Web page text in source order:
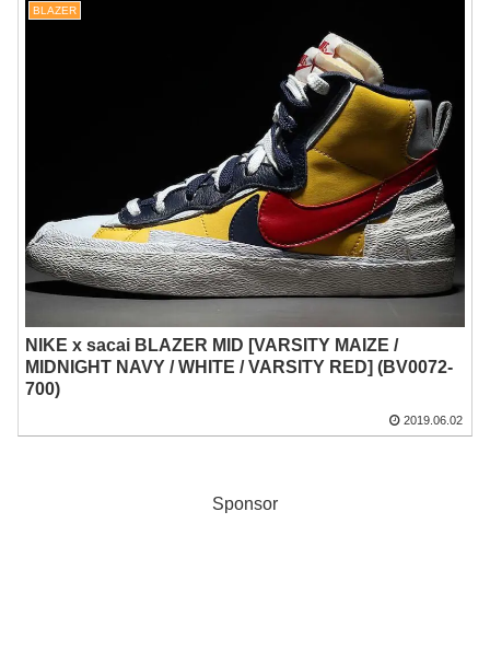
BLAZER
NIKE x sacai BLAZER MID [VARSITY MAIZE /
MIDNIGHT NAVY / WHITE / VARSITY RED] (BV0072-
700)
2019.06.02
Sponsor